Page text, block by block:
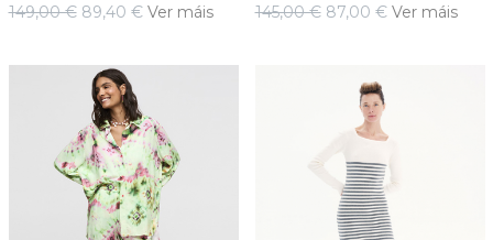
149,00 € 89,40 € Ver máis 145,00 € 87,00 € Ver máis